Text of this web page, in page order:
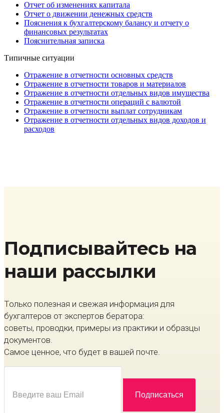
Отчет об изменениях капитала
Отчет о движении денежных средств
Пояснения к бухгалтерскому балансу и отчету о
финансовых результатах
Пояснительная записка
Типичные ситуации
Отражение в отчетности основных средств
Отражение в отчетности товаров и материалов
Отражение в отчетности отдельных видов имущества
Отражение в отчетности операций с валютой
Отражение в отчетности выплат сотрудникам
Отражение в отчетности отдельных видов доходов и
расходов
Подписывайтесь на
наши рассылки
Только полезная и свежая информация для
бухгалтеров от экспертов бератора:
советы, проводки, примеры из практики и образцы
документов.
Самое ценное, что будет в вашей почте.